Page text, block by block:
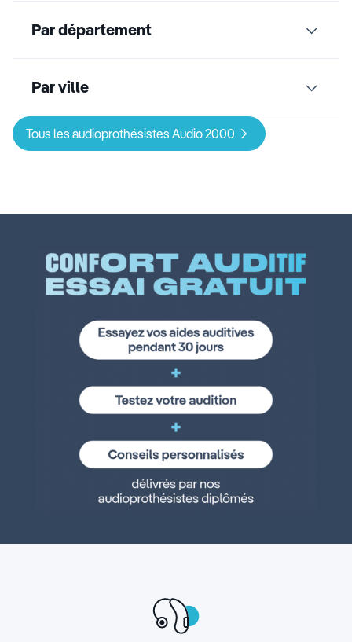
Par département
Par ville
Tous les audioprothésistes Audio 2000